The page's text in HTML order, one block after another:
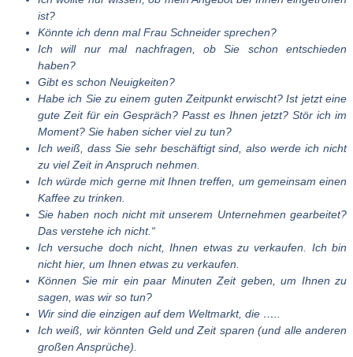
ist?
Könnte ich denn mal Frau Schneider sprechen?
Ich will nur mal nachfragen, ob Sie schon entschieden
haben?
Gibt es schon Neuigkeiten?
Habe ich Sie zu einem guten Zeitpunkt erwischt? Ist jetzt eine
gute Zeit für ein Gespräch? Passt es Ihnen jetzt? Stör ich im
Moment? Sie haben sicher viel zu tun?
Ich weiß, dass Sie sehr beschäftigt sind, also werde ich nicht
zu viel Zeit in Anspruch nehmen.
Ich würde mich gerne mit Ihnen treffen, um gemeinsam einen
Kaffee zu trinken.
Sie haben noch nicht mit unserem Unternehmen gearbeitet?
Das verstehe ich nicht.“
Ich versuche doch nicht, Ihnen etwas zu verkaufen. Ich bin
nicht hier, um Ihnen etwas zu verkaufen.
Können Sie mir ein paar Minuten Zeit geben, um Ihnen zu
sagen, was wir so tun?
Wir sind die einzigen auf dem Weltmarkt, die …..
Ich weiß, wir könnten Geld und Zeit sparen (und alle anderen
großen Ansprüche).